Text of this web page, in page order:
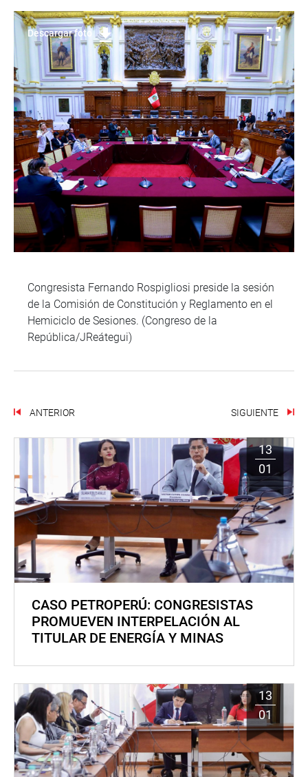
Descargar foto
Congresista Fernando Rospigliosi preside la sesión
de la Comisión de Constitución y Reglamento en el
Hemiciclo de Sesiones. (Congreso de la
República/JReátegui)
ANTERIOR SIGUIENTE
13
01
CASO PETROPERÚ: CONGRESISTAS
PROMUEVEN INTERPELACIÓN AL
TITULAR DE ENERGÍA Y MINAS
13
01